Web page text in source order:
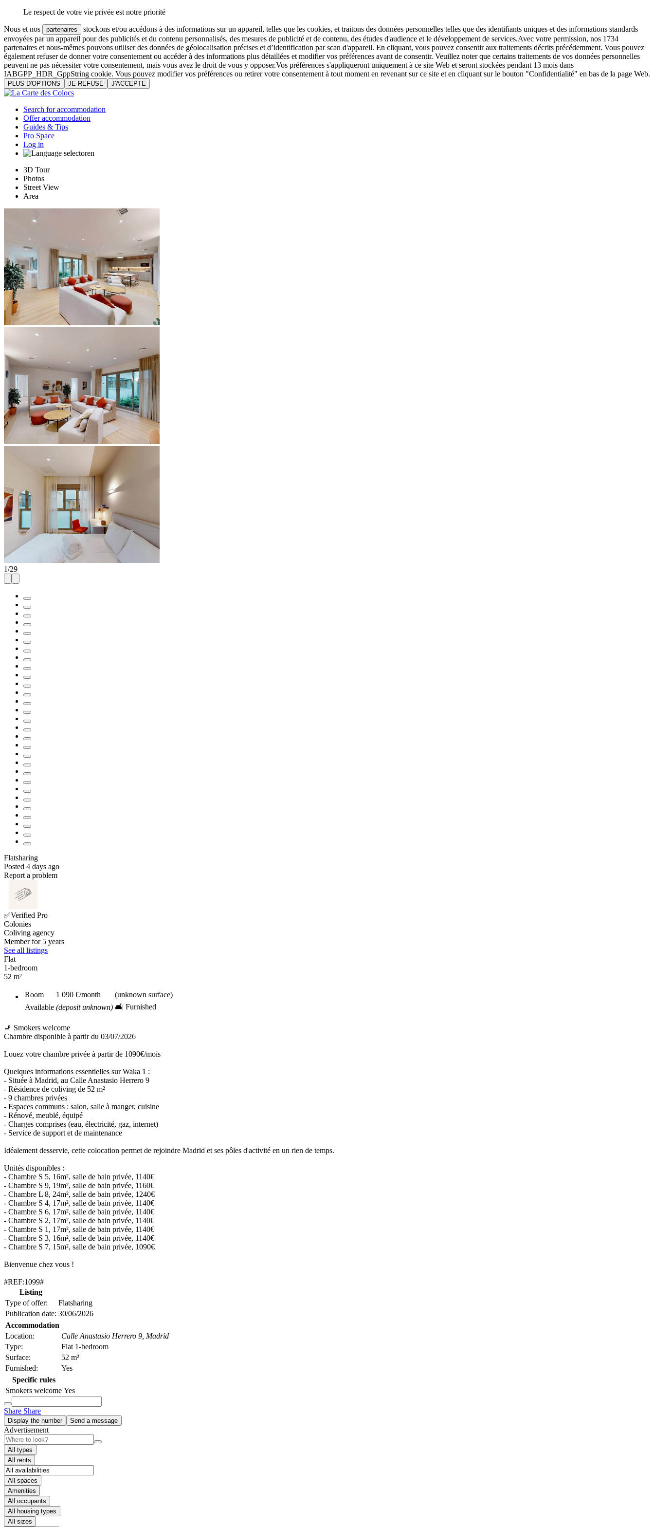
Le respect de votre vie privée est notre priorité
Nous et nos partenaires
stockons et/ou accédons à des informations sur un appareil, telles que les cookies, et traitons des données personnelles telles que des identifiants uniques et des informations standards
envoyées par un appareil pour des publicités et du contenu personnalisés, des mesures de publicité et de contenu, des études d'audience et le développement de services.Avec votre permission, nos 1734
partenaires et nous-mêmes pouvons utiliser des données de géolocalisation précises et d’identification par scan d'appareil. En cliquant, vous pouvez consentir aux traitements décrits précédemment. Vous pouvez
également refuser de donner votre consentement ou accéder à des informations plus détaillées et modifier vos préférences avant de consentir. Veuillez noter que certains traitements de vos données personnelles
peuvent ne pas nécessiter votre consentement, mais vous avez le droit de vous y opposer.Vos préférences s'appliqueront uniquement à ce site Web et seront stockées pendant 13 mois dans
IABGPP_HDR_GppString cookie. Vous pouvez modifier vos préférences ou retirer votre consentement à tout moment en revenant sur ce site et en cliquant sur le bouton "Confidentialité" en bas de la page Web.
PLUS D'OPTIONS JE REFUSE J'ACCEPTE
Search for accommodation
Offer accommodation
Guides & Tips
Pro Space
Log in
en
3D Tour
Photos
Street View
Area
1/29
Flatsharing
Posted 4 days ago
Report a problem
✅Verified Pro
Colonies
Coliving agency
Member for 5 years
See all listings
Flat
1-bedroom
52 m²
Room 1 090 €/month
(unknown surface)
Available (deposit unknown) 🛋️ Furnished
🚬 Smokers welcome
Chambre disponible à partir du 03/07/2026
Louez votre chambre privée à partir de 1090€/mois
Quelques informations essentielles sur Waka 1 :
- Située à Madrid, au Calle Anastasio Herrero 9
- Résidence de coliving de 52 m²
- 9 chambres privées
- Espaces communs : salon, salle à manger, cuisine
- Rénové, meublé, équipé
- Charges comprises (eau, électricité, gaz, internet)
- Service de support et de maintenance
Idéalement desservie, cette colocation permet de rejoindre Madrid et ses pôles d'activité en un rien de temps.
Unités disponibles :
- Chambre S 5, 16m², salle de bain privée, 1140€
- Chambre S 9, 19m², salle de bain privée, 1160€
- Chambre L 8, 24m², salle de bain privée, 1240€
- Chambre S 4, 17m², salle de bain privée, 1140€
- Chambre S 6, 17m², salle de bain privée, 1140€
- Chambre S 2, 17m², salle de bain privée, 1140€
- Chambre S 1, 17m², salle de bain privée, 1140€
- Chambre S 3, 16m², salle de bain privée, 1140€
- Chambre S 7, 15m², salle de bain privée, 1090€
Bienvenue chez vous !
#REF:1099#
Listing
Type of offer:
Flatsharing
Publication date: 30/06/2026
Accommodation
Location:
Calle Anastasio Herrero 9, Madrid
Type:
Flat 1-bedroom
Surface:
52 m²
Furnished:
Yes
Specific rules
Smokers welcome Yes
Share Share
Display the number Send a message
Advertisement
All types
All rents
All spaces
Amenities
All occupants
All housing types
All sizes